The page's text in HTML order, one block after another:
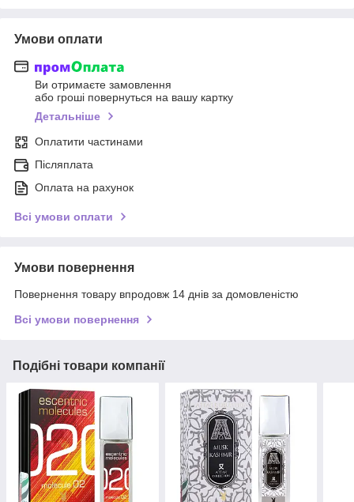
Умови оплати
Ви отримаєте замовлення
або гроші повернуться на вашу картку
Детальніше
Оплатити частинами
Післяплата
Оплата на рахунок
Всі умови оплати
Умови повернення
Повернення товару впродовж 14 днів за домовленістю
Всі умови повернення
Подібні товари компанії